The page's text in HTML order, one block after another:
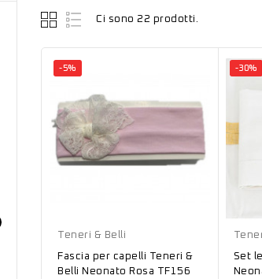
Ci sono 22 prodotti.
-5%
Teneri & Belli
Fascia per capelli Teneri &
Belli Neonato Rosa TF156
-30%
Set